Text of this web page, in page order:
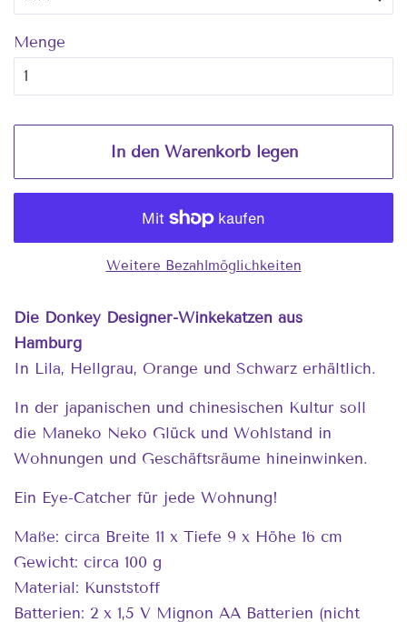
Menge
In den Warenkorb legen
Weitere Bezahlmöglichkeiten
Die Donkey Designer-Winkekatzen aus
Hamburg
In Lila, Hellgrau, Orange und Schwarz erhältlich.
In der japanischen und chinesischen Kultur soll
die Maneko Neko Glück und Wohlstand in
Wohnungen und Geschäftsräume hineinwinken.
Ein Eye-Catcher für jede Wohnung!
Maße: circa Breite 11 x Tiefe 9 x Höhe 16 cm
Gewicht: circa 100 g
Material: Kunststoff
Batterien: 2 x 1,5 V Mignon AA Batterien (nicht